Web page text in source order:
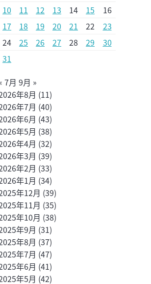
10
11 12 13 14 15
16
17
18 19 20 21 22
23
24
25 26 27 28 29
30
31
7月 9月 »
年8月 (11)
年7月 (40)
年6月 (43)
年5月 (38)
年4月 (32)
年3月 (39)
年2月 (33)
年1月 (34)
年12月 (39)
年11月 (35)
年10月 (38)
年9月 (31)
年8月 (37)
年7月 (47)
年6月 (41)
年5月 (42)